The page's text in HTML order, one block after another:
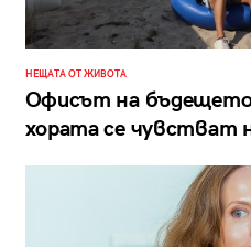
НЕЩАТА ОТ ЖИВОТА
Офисът на
хората се чувстват